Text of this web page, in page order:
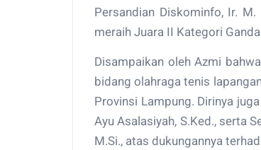
Persandian Diskominfo, Ir.
meraih Juara II Kategori
Disampaikan oleh Azmi
bidang olahraga tenis
Provinsi Lampung. Dirinya
Ayu Asalasiyah, S.Ked., serta
M.Si., atas dukungannya